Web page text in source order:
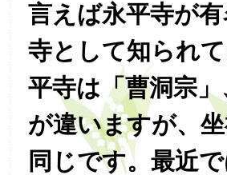
言えば永平寺が
寺として知られ
平寺は「曹洞宗
が違いますが、
同じです。最近